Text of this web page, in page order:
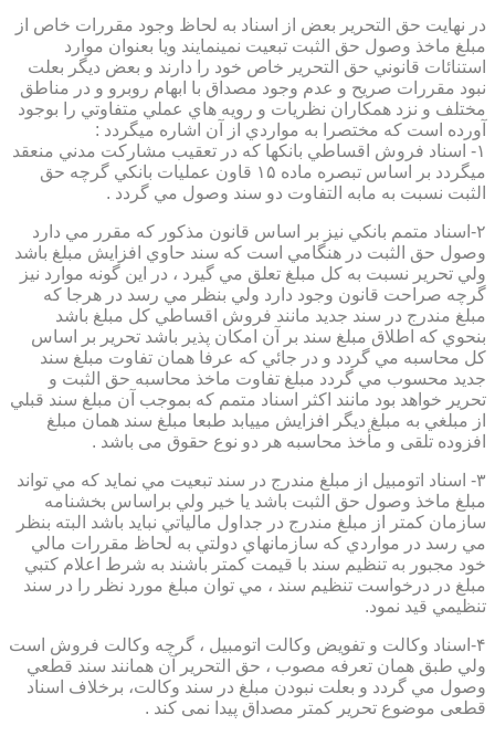
در نهايت حق التحرير بعض از اسناد به لحاظ وجود مقررات خاص از
مبلغ ماخذ وصول حق الثبت تبعيت نمينمايند ويا بعنوان موارد
استنائات قانوني حق التحرير خاص خود را دارند و بعض ديگر بعلت
نبود مقررات صريح و عدم وجود مصداق با ابهام روبرو و در مناطق
مختلف و نزد همكاران نظريات و رويه هاي عملي متفاوتي را بوجود
آورده است كه مختصرا به مواردي از آن اشاره ميگردد :
۱- اسناد فروش اقساطي بانكها كه در تعقيب مشاركت مدني منعقد
ميگردد بر اساس تبصره ماده ۱۵ قاون عمليات بانكي گرچه حق
الثبت نسبت به مابه التفاوت دو سند وصول مي گردد .
۲-اسناد متمم بانكي نيز بر اساس قانون مذكور كه مقرر مي دارد
وصول حق الثبت در هنگامي است كه سند حاوي افزايش مبلغ باشد
ولي تحرير نسبت به كل مبلغ تعلق مي گيرد ، در اين گونه موارد نيز
گرچه صراحت قانون وجود دارد ولي بنظر مي رسد در هرجا كه
مبلغ مندرج در سند جديد مانند فروش اقساطي كل مبلغ باشد
بنحوي كه اطلاق مبلغ سند بر آن امكان پذير باشد تحرير بر اساس
كل محاسبه مي گردد و در جائي كه عرفا همان تفاوت مبلغ سند
جديد محسوب مي گردد مبلغ تفاوت ماخذ محاسبه حق الثبت و
تحرير خواهد بود مانند اكثر اسناد متمم كه بموجب آن مبلغ سند قبلي
از مبلغي به مبلغ ديگر افزايش مييابد طبعا مبلغ سند همان مبلغ
افزوده تلقی و مأخذ محاسبه هر دو نوع حقوق می باشد .
۳- اسناد اتومبيل از مبلغ مندرج در سند تبعيت مي نمايد كه مي تواند
مبلغ ماخذ وصول حق الثبت باشد يا خير ولي براساس بخشنامه
سازمان كمتر از مبلغ مندرج در جداول مالياتي نبايد باشد البته بنظر
مي رسد در مواردي كه سازمانهاي دولتي به لحاظ مقررات مالي
خود مجبور به تنظيم سند با قيمت كمتر باشند به شرط اعلام كتبي
مبلغ در درخواست تنظيم سند ، مي توان مبلغ مورد نظر را در سند
تنظيمي قيد نمود.
۴-اسناد وكالت و تفويض وكالت اتومبيل ، گرچه وكالت فروش است
ولي طبق همان تعرفه مصوب ، حق التحرير آن همانند سند قطعي
وصول مي گردد و بعلت نبودن مبلغ در سند وكالت، برخلاف اسناد
قطعی موضوع تحریر کمتر مصداق پیدا نمی کند .